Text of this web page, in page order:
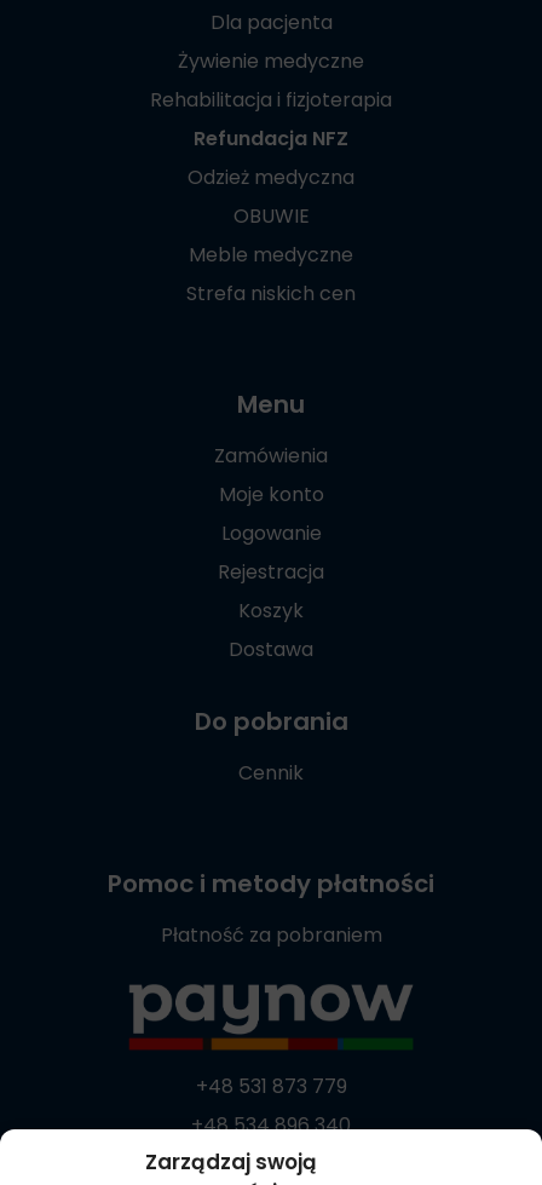
Zarządzaj swoją
Dla pacjenta
Żywienie medyczne
Rehabilitacja i fizjoterapia
Refundacja NFZ
Odzież medyczna
OBUWIE
Meble medyczne
Strefa niskich cen
Menu
Zamówienia
Moje konto
Logowanie
Rejestracja
Koszyk
Dostawa
Do pobrania
Cennik
Pomoc i metody płatności
Płatność za pobraniem
+48 531 873 779
+48 534 896 340
+48 537 869 373